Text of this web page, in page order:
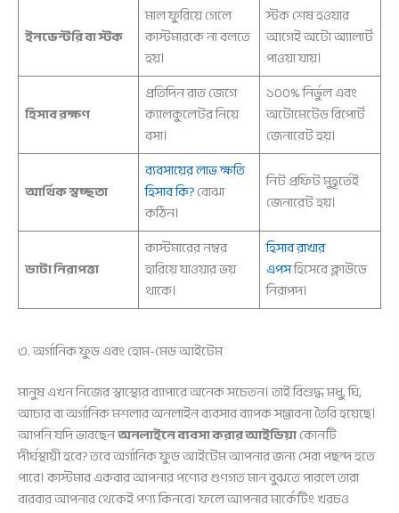
ইনভেন্টরি বা স্টক
মাল ফুরিয়ে গেলে
কাস্টমারকে না বলতে
হয়।
স্টক শেষ হওয়ার
আগেই অটো অ্যালার্ট
পাওয়া যায়।
হিসাব রক্ষণ
প্রতিদিন রাত জেগে
ক্যালকুলেটর নিয়ে
বসা।
১০০% নির্ভুল এবং
অটোমেটেড রিপোর্ট
জেনারেট হয়।
আর্থিক স্বচ্ছতা
ব্যবসায়ের লাভ ক্ষতি
হিসাব কি?বোঝা
কঠিন।
নিট প্রফিট মুহূর্তেই
জেনারেট হয়।
ডাটা নিরাপত্তা
কাস্টমারের নম্বর
হারিয়ে যাওয়ার ভয়
থাকে।
হিসাব রাখার
এপসহিসেবে ক্লাউডে
নিরাপদ।
৩. অর্গানিক ফুড এবং হোম-মেড আইটেম
মানুষ এখন নিজের স্বাস্থ্যের ব্যাপারে অনেক সচেতন। তাই বিশুদ্ধ মধু, ঘি,
আচার বা অর্গানিক মশলার অনলাইন ব্যবসার ব্যাপক সম্ভাবনা তৈরি হয়েছে।
আপনি যদি ভাবছেনঅনলাইনে ব্যবসা করার আইডিয়াকোনটি
দীর্ঘস্থায়ী হবে? তবে অর্গানিক ফুড আইটেম আপনার জন্য সেরা পছন্দ হতে
পারে। কাস্টমার একবার আপনার পণ্যের গুণগত মান বুঝতে পারলে তারা
বারবার আপনার থেকেই পণ্য কিনবে। ফলে আপনার মার্কেটিং খরচও